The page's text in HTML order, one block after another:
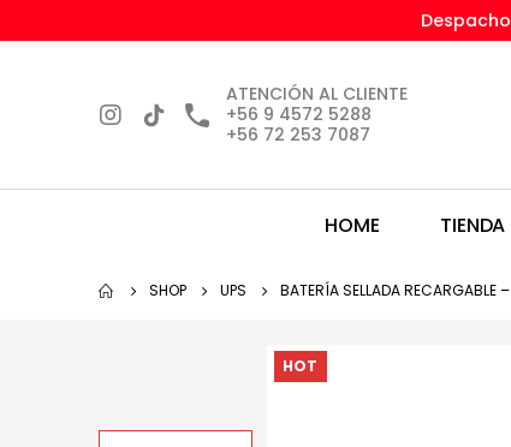
ATENCIÓN AL CLIENTE
+56 9 4572 5288
+56 72 253 7087
HOME TIENDA
SHOP UPS BATERÍA SELLADA RECARGABLE
HOT